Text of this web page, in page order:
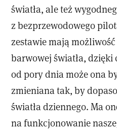
światła, ale też
z bezprzewodowego
zestawie mają
barwowej światła, dzięki
od pory dnia może ona
zmieniana tak, by
światła dziennego. Ma
na funkcjonowanie